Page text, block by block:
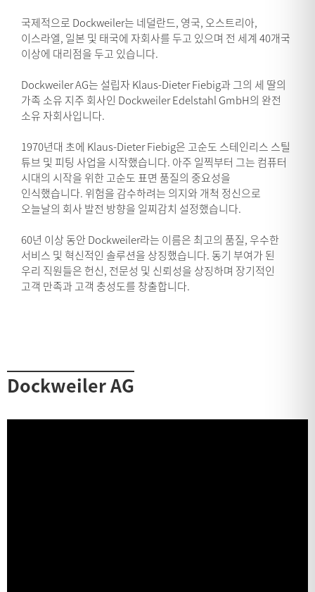
국제적으로 Dockweiler는 네덜란드, 영국, 오스트리아,
이스라엘, 일본 및 태국에 자회사를 두고 있으며 전 세계 40개국
이상에 대리점을 두고 있습니다.
Dockweiler AG는 설립자 Klaus-Dieter Fiebig과 그의 세 딸의
가족 소유 지주 회사인 Dockweiler Edelstahl GmbH의 완전
소유 자회사입니다.
1970년대 초에 Klaus-Dieter Fiebig은 고순도 스테인리스 스틸
튜브 및 피팅 사업을 시작했습니다. 아주 일찍부터 그는 컴퓨터
시대의 시작을 위한 고순도 표면 품질의 중요성을
인식했습니다. 위험을 감수하려는 의지와 개척 정신으로
오늘날의 회사 발전 방향을 일찌감치 설정했습니다.
60년 이상 동안 Dockweiler라는 이름은 최고의 품질, 우수한
서비스 및 혁신적인 솔루션을 상징했습니다. 동기 부여가 된
우리 직원들은 헌신, 전문성 및 신뢰성을 상징하며 장기적인
고객 만족과 고객 충성도를 창출합니다.
Dockweiler AG